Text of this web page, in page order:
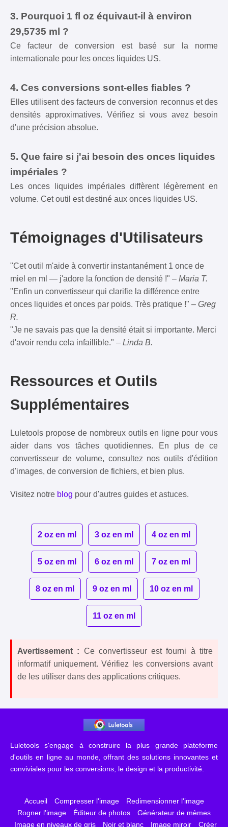
3. Pourquoi 1 fl oz équivaut-il à environ
29,5735 ml ?
Ce facteur de conversion est basé sur la norme
internationale pour les onces liquides US.
4. Ces conversions sont-elles fiables ?
Elles utilisent des facteurs de conversion reconnus et des
densités approximatives. Vérifiez si vous avez besoin
d'une précision absolue.
5. Que faire si j'ai besoin des onces liquides
impériales ?
Les onces liquides impériales diffèrent légèrement en
volume. Cet outil est destiné aux onces liquides US.
Témoignages d'Utilisateurs
"Cet outil m'aide à convertir instantanément 1 once de
miel en ml — j'adore la fonction de densité !" – Maria T.
"Enfin un convertisseur qui clarifie la différence entre
onces liquides et onces par poids. Très pratique !" – Greg
R.
"Je ne savais pas que la densité était si importante. Merci
d'avoir rendu cela infaillible." – Linda B.
Ressources et Outils
Supplémentaires
Luletools propose de nombreux outils en ligne pour vous
aider dans vos tâches quotidiennes. En plus de ce
convertisseur de volume, consultez nos outils d'édition
d'images, de conversion de fichiers, et bien plus.
Visitez notre blog pour d'autres guides et astuces.
2 oz en ml 3 oz en ml 4 oz en ml
5 oz en ml 6 oz en ml 7 oz en ml
8 oz en ml 9 oz en ml 10 oz en ml
11 oz en ml
Avertissement : Ce convertisseur est fourni à titre
informatif uniquement. Vérifiez les conversions avant
de les utiliser dans des applications critiques.
Luletools s'engage à construire la plus grande plateforme
d'outils en ligne au monde, offrant des solutions innovantes et
conviviales pour les conversions, le design et la productivité.
Accueil Compresser l'image
Redimensionner l'image
Rogner l'image
Éditeur de photos
Générateur de mèmes
Image en niveaux de gris
Noir et blanc Image miroir Créer